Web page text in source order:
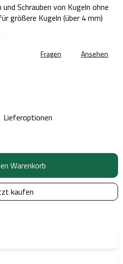
Lieferoptionen
Warenkorb
kaufen
Schrauben von Kugeln ohne
größere Kugeln (über 4 mm)
Fragen Ansehen